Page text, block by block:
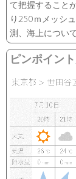
て把握すること
り250ｍメッシ
測、海上につい
ピンポイン